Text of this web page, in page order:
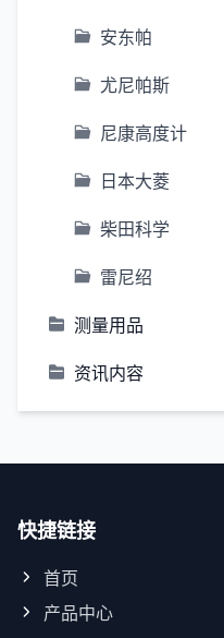
安东帕
尤尼帕斯
尼康高度计
日本大菱
柴田科学
雷尼绍
测量用品
资讯内容
快捷链接
首页
产品中心